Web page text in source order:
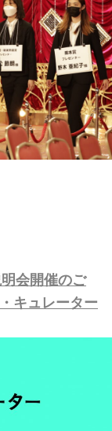
会開催のご
キュレーター